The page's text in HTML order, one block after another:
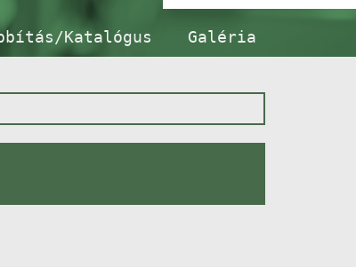
Katalógus Galéria